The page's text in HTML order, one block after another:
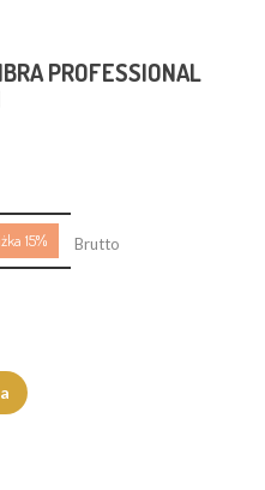
PROFESSIONAL
15% Brutto